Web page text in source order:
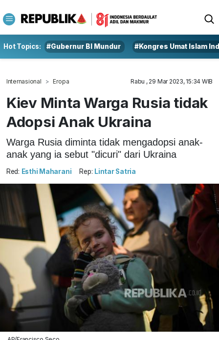
Hot Topics: #Gubernur BI Mundur #Kongres Umat Islam
Internasional Eropa Rabu , 29 Mar 2023, 15:34 WIB
Kiev Minta Warga Rusia tidak
Adopsi Anak Ukraina
Warga Rusia diminta tidak mengadopsi anak-
anak yang ia sebut "dicuri" dari Ukraina
Red: Esthi Maharani Rep: Lintar Satria